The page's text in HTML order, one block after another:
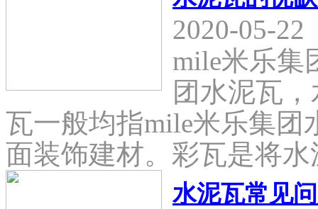
2020-05-22
mile米乐集
团水泥瓦
瓦一般均指mile米乐集团
面装饰建材。彩瓦是将
水泥瓦常见